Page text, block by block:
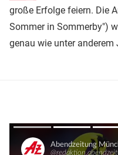
große Erfolge feiern. Die
Sommer in Sommerby")
genau wie unter anderem